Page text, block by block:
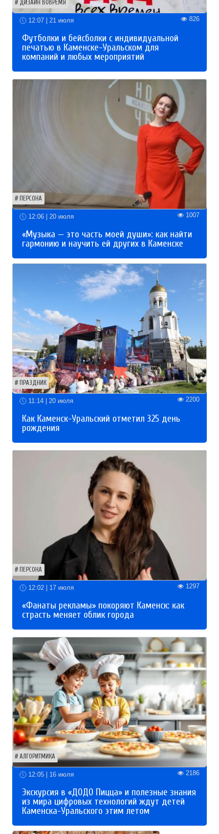
ДИЗАЙН ВОВРЕМЯ
12:07 | 21 июля 826
Футболки и бейсболки с индивидуальной
печатью в Каменске-Уральском для
компаний и любых мероприятий
ПЕРСОНА
12:06 | 20 июля 1007
«Музыка — это часть моей души»: как найти
гармонию и научить ей других в Каменске
ПРАЗДНИК
11:14 | 20 июля 2200
Как Каменск-Уральский отметил 325 день
рождения
ПЕРСОНА
12:02 | 17 июля 1297
«Фанаты рекламы» покоряют Каменск: как
страсть меняет облик города
АЛГОРИТМИКА
12:05 | 16 июля 2186
Экскурсия в «ДОДО Пицца» и полезные знания
из мира цифровых технологий ждут детей
Каменска-Уральского этим летом